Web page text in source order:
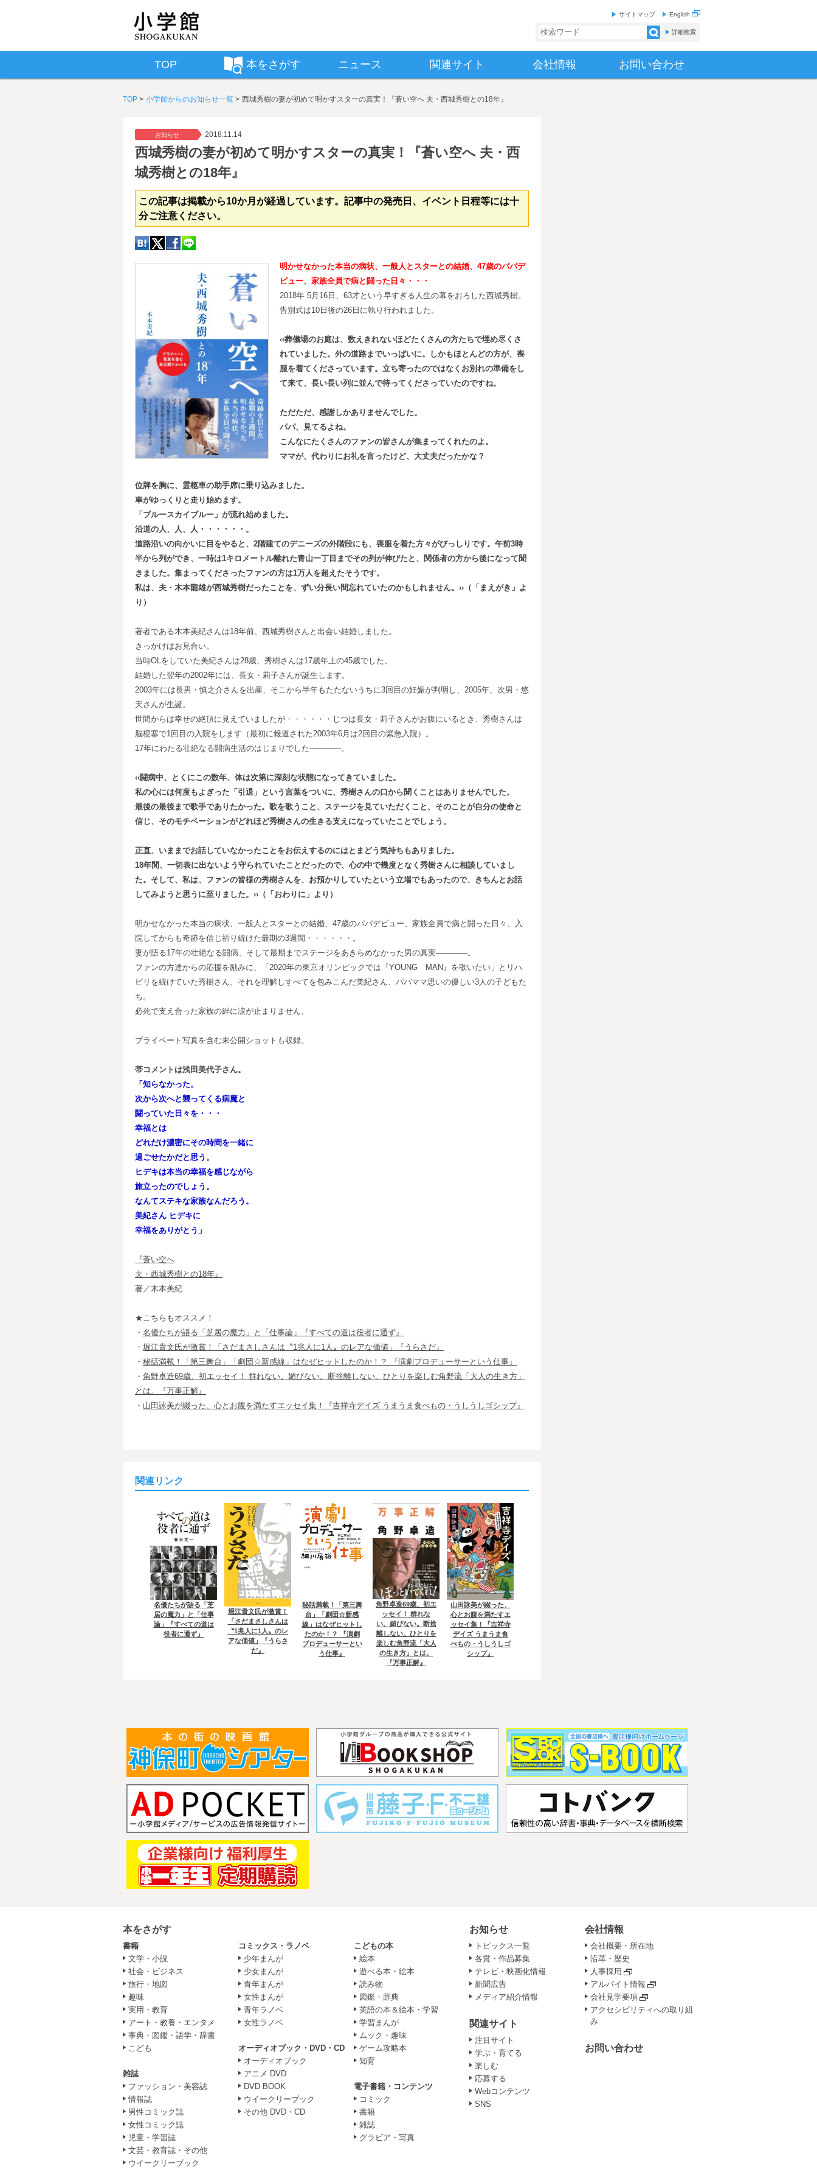
サイトマップ English
検索フォーム 詳細検索
TOP 本をさがす ニュース 関連サイト 会社情報 お問い合わせ
TOP 小学館からのお知らせ一覧 西城秀樹の妻が初めて明かすスターの真実！『蒼い空へ 夫・西城秀樹との18年』
お知らせ 2018.11.14
西城秀樹の妻が初めて明かすスターの真実！『蒼い空へ 夫・西
城秀樹との18年』
この記事は掲載から10か月が経過しています。記事中の発売日、イベント日程等には十
分ご注意ください。
明かせなかった本当の病状、一般人とスターとの結婚、47歳のパパデ
ビュー、家族全員で病と闘った日々・・・
2018年 5月16日、63才という早すぎる人生の幕をおろした西城秀樹。
告別式は10日後の26日に執り行われました。
‹‹葬儀場のお庭は、数えきれないほどたくさんの方たちで埋め尽くさ
れていました。外の道路までいっぱいに。しかもほとんどの方が、喪
服を着てくださっています。立ち寄ったのではなくお別れの準備をし
て来て、長い長い列に並んで待ってくださっていたのですね。
ただただ、感謝しかありませんでした。
パパ、見てるよね。
こんなにたくさんのファンの皆さんが集まってくれたのよ。
ママが、代わりにお礼を言ったけど、大丈夫だったかな？
位牌を胸に、霊柩車の助手席に乗り込みました。
車がゆっくりと走り始めます。
「ブルースカイブルー」が流れ始めました。
沿道の人、人、人・・・・・・。
道路沿いの向かいに目をやると、2階建てのデニーズの外階段にも、喪服を着た方々がびっしりです。午前3時
半から列ができ、一時は1キロメートル離れた青山一丁目までその列が伸びたと、関係者の方から後になって聞
きました。集まってくださったファンの方は1万人を超えたそうです。
私は、夫・木本龍雄が西城秀樹だったことを、ずい分長い間忘れていたのかもしれません。››（「まえがき」よ
り）
著者である木本美紀さんは18年前、西城秀樹さんと出会い結婚しました。
きっかけはお見合い。
当時OLをしていた美紀さんは28歳、秀樹さんは17歳年上の45歳でした。
結婚した翌年の2002年には、長女・莉子さんが誕生します。
2003年には長男・慎之介さんを出産、そこから半年もたたないうちに3回目の妊娠が判明し、2005年、次男・悠
天さんが生誕。
世間からは幸せの絶頂に見えていましたが・・・・・・じつは長女・莉子さんがお腹にいるとき、秀樹さんは
脳梗塞で1回目の入院をします（最初に報道された2003年6月は2回目の緊急入院）。
17年にわたる壮絶なる闘病生活のはじまりでした――――。
‹‹闘病中、とくにこの数年、体は次第に深刻な状態になってきていました。
私の心には何度もよぎった「引退」という言葉をついに、秀樹さんの口から聞くことはありませんでした。
最後の最後まで歌手でありたかった。歌を歌うこと、ステージを見ていただくこと、そのことが自分の使命と
信じ、そのモチベーションがどれほど秀樹さんの生きる支えになっていたことでしょう。
正直、いままでお話していなかったことをお伝えするのにはとまどう気持ちもありました。
18年間、一切表に出ないよう守られていたことだったので、心の中で幾度となく秀樹さんに相談していまし
た。そして、私は、ファンの皆様の秀樹さんを、お預かりしていたという立場でもあったので、きちんとお話
してみようと思うに至りました。››（「おわりに」より）
明かせなかった本当の病状、一般人とスターとの結婚、47歳のパパデビュー、家族全員で病と闘った日々、入
院してからも奇跡を信じ祈り続けた最期の3週間・・・・・・。
妻が語る17年の壮絶なる闘病、そして最期までステージをあきらめなかった男の真実――――。
ファンの方達からの応援を励みに、「2020年の東京オリンピックでは『YOUNG MAN』を歌いたい」とリハ
ビリを続けていた秀樹さん、それを理解しすべてを包みこんだ美紀さん、パパママ思いの優しい3人の子どもた
ち。
必死で支え合った家族の絆に涙が止まりません。
プライベート写真を含む未公開ショットも収録。
帯コメントは浅田美代子さん。
「知らなかった。
次から次へと襲ってくる病魔と
闘っていた日々を・・・
幸福とは
どれだけ濃密にその時間を一緒に
過ごせたかだと思う。
ヒデキは本当の幸福を感じながら
旅立ったのでしょう。
なんてステキな家族なんだろう。
美紀さん ヒデキに
幸福をありがとう」
『蒼い空へ
夫・西城秀樹との18年』
著／木本美紀
★こちらもオススメ！
・ 名優たちが語る「芝居の魔力」と「仕事論」『すべての道は役者に通ず』
・ 堀江貴文氏が激賞！「さだまさしさんは〝1兆人に1人〟のレアな価値」『うらさだ』
・ 秘話満載！「第三舞台」「劇団☆新感線」はなぜヒットしたのか！？ 『演劇プロデューサーという仕事』
・ 角野卓造69歳、初エッセイ！ 群れない。媚びない。断捨離しない。ひとりを楽しむ角野流「大人の生き方」
とは。『万事正解』
・ 山田詠美が綴った、心とお腹を満たすエッセイ集！『吉祥寺デイズ うまうま食べもの・うしうしゴシップ』
関連リンク
名優たちが語る「芝
居の魔力」と「仕事
論」『すべての道は
役者に通ず』
堀江貴文氏が激賞！
「さだまさしさんは
〝1兆人に1人〟のレ
アな価値」『うらさ
だ』
秘話満載！「第三舞
台」「劇団☆新感
線」はなぜヒットし
たのか！？ 『演劇
プロデューサーとい
う仕事』
角野卓造69歳、初エ
ッセイ！ 群れな
い。媚びない。断捨
離しない。ひとりを
楽しむ角野流「大人
の生き方」とは。
『万事正解』
山田詠美が綴った、
心とお腹を満たすエ
ッセイ集！『吉祥寺
デイズ うまうま食
べもの・うしうしゴ
シップ』
本をさがす
書籍
文学・小説
社会・ビジネス
旅行・地図
趣味
実用・教育
アート・教養・エンタメ
事典・図鑑・語学・辞書
こども
雑誌
ファッション・美容誌
情報誌
男性コミック誌
女性コミック誌
児童・学習誌
文芸・教育誌・その他
ウイークリーブック
コミックス・ラノベ
少年まんが
少女まんが
青年まんが
女性まんが
青年ラノベ
女性ラノベ
オーディオブック・DVD・CD
オーディオブック
アニメ DVD
DVD BOOK
ウイークリーブック
その他 DVD・CD
こどもの本
絵本
遊べる本・絵本
読み物
図鑑・辞典
英語の本＆絵本・学習
学習まんが
ムック・趣味
ゲーム攻略本
知育
電子書籍・コンテンツ
コミック
書籍
雑誌
グラビア・写真
お知らせ
トピックス一覧
各賞・作品募集
テレビ・映画化情報
新聞広告
メディア紹介情報
関連サイト
注目サイト
学ぶ・育てる
楽しむ
応募する
Webコンテンツ
SNS
会社情報
会社概要・所在地
沿革・歴史
人事採用
アルバイト情報
会社見学要項
アクセシビリティへの取り組
み
お問い合わせ